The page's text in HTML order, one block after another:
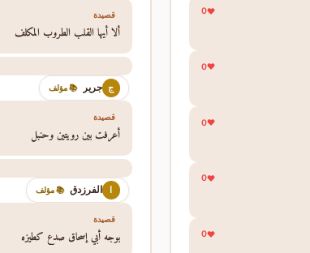
0
0
0
0
0
قصيدة
ألا أيها القلب الطروب المكلف
ج جرير 📚 مؤلف
قصيدة
أعرفت بين رويتين وحنبل
ا الفرزدق 📚 مؤلف
قصيدة
بوجه أبي إسحاق صدع كطيزه